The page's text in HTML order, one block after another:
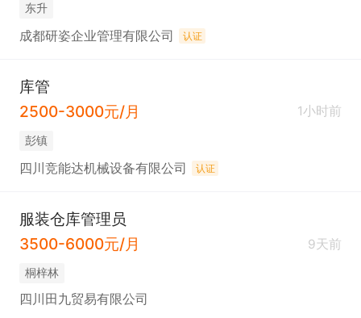
东升
成都研姿企业管理有限公司 认证
库管
2500-3000元/月
1小时前
彭镇
四川竞能达机械设备有限公司 认证
服装仓库管理员
3500-6000元/月
9天前
桐梓林
四川田九贸易有限公司